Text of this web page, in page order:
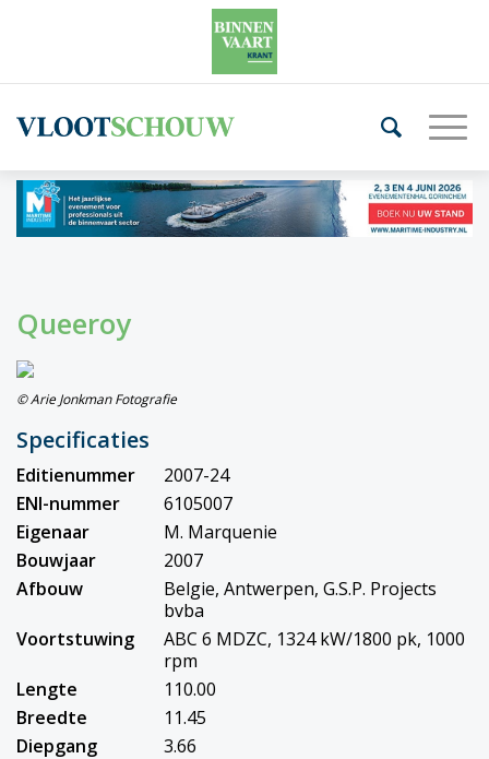
Queeroy
© Arie Jonkman Fotografie
Specificaties
Editienummer
2007-24
ENI-nummer
6105007
Eigenaar
M. Marquenie
Bouwjaar
2007
Afbouw
Belgie, Antwerpen, G.S.P. Projects
bvba
Voortstuwing
ABC 6 MDZC, 1324 kW/1800 pk, 1000
rpm
Lengte
110.00
Breedte
11.45
Diepgang
3.66